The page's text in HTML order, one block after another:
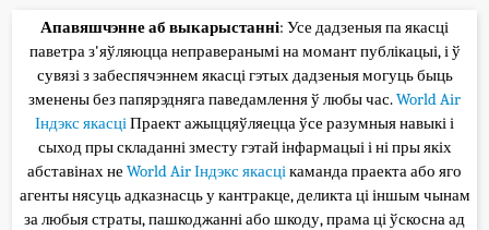
Апавяшчэнне аб выкарыстанні: Усе дадзеныя па якасці
паветра з'яўляюцца неправеранымі на момант публікацыі, і ў
сувязі з забеспячэннем якасці гэтых дадзеныя могуць быць
зменены без папярэдняга паведамлення ў любы час.World Air
Індэкс якасціПраект ажыццяўляецца ўсе разумныя навыкі і
сыход пры складанні зместу гэтай інфармацыі і ні пры якіх
абставінах не World Air Індэкс якасцікаманда праекта або яго
агенты нясуць адказнасць у кантракце, деликта ці іншым чынам
за любыя страты, пашкоджанні або шкоду, прама ці ўскосна ад